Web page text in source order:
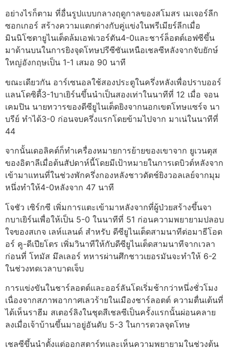
อย่างไรก็ตาม ที่อื่นรูปแบบกลางฤดูกาลของสโมสร เมเจอร์ลีก
ซอกเกอร์ สร้างความแตกต่างกับคู่แข่งในพรีเมียร์ลีกเมื่อ
มินนิโซตายูไนเต็ดล้มเอฟเวอร์ตัน4-0และชาร์ล็อตต์เอฟซีขึ้น
มาด้านบนในการยิงจุดโทษปรีซีซันเหนือเชลซีหลังจากจับยักษ์
ใหญ่อังกฤษเป็น 1-1 เสมอ 90 นาที
ขณะเดียวกัน อาร์เซนอลใช้สองประตูในครึ่งหลังเพื่อปราบออร์
แลนโดซิตี้3-1บาเยิร์นขึ้นนำเป็นสองเท่าในนาทีที่ 12 เมื่อ จอน
เคมปิน นายทวารของดีซียูไนเต็ดยิงจากนอกเขตโทษแซร์จ นา
บรีย์ ทำได้3-0 ก่อนจบครึ่งแรกโดยข้ามไปจาก มาเน่ในนาทีที่
44
จากนั้นเดอลิคต์ก็ทำเครื่องหมายการย้ายของเขาจาก ยูเวนตุส
ของอิตาลีเมื่อต้นสัปดาห์นี้โดยมีเป้าหมายในการเดบิวต์หลังจาก
เข้ามาแทนที่ในช่วงพักครึ่งกองหลังชาวดัตช์ยิงวอลเลย์จากมุม
หนึ่งทำให้4-0หลังจาก 47 นาที
โจชัว เซิร์กซี เพิ่มการแตะเข้ามาหลังจากที่ผู้ป่วยสร้างขึ้นจา
กบาเยิร์นเพื่อให้เป็น 5-0 ในนาทีที่ 51 ก่อนความพยายามปลอบ
ใจของสเกจ เลห์แลนด์ สำหรับ ดีซียูไนเต็ดสามนาทีต่อมาธีโอด
อร์ คู-ดีเปียโตร เพิ่มวินาทีให้กับดีซียูไนเต็ดสามนาทีจากเวลา
ก่อนที่ โทมัส มึลเลอร์ ทหารผ่านศึกชาวเยอรมันจะทำให้ 6-2
ในช่วงทดเวลาบาดเจ็บ
การแข่งขันในชาร์ลอตต์และออร์ลันโดเริ่มช้ากว่าหนึ่งชั่วโมง
เนื่องจากสภาพอากาศเลวร้ายในเมืองชาร์ลอตต์ ความตื่นเต้นที่
ได้เห็นราฮีม สเตอร์ลิงในชุดสีเชลซีเป็นครั้งแรกนั้นผ่อนคลาย
ลงเมื่อเจ้าบ้านขึ้นมาอยู่อันดับ 5-3 ในการดวลจุดโทษ
เชลซีขึ้นนำตั้งแต่ออกสตาร์ทและเห็นความพยายามในช่วงต้น